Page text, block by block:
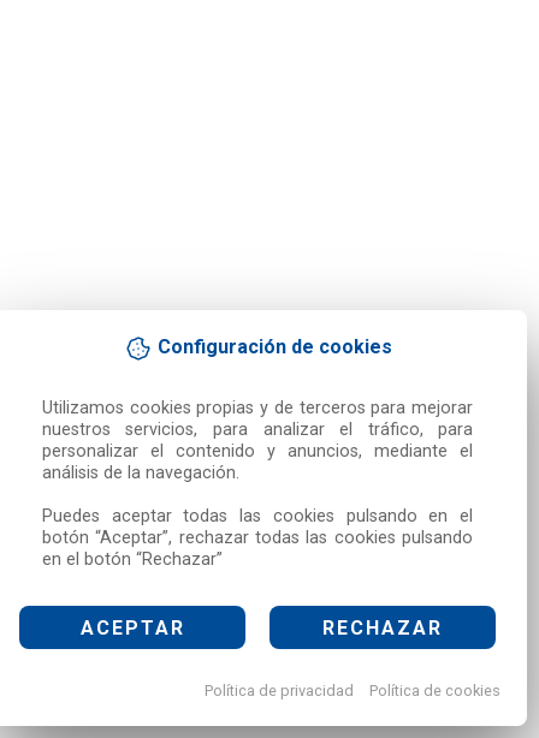
Configuración de cookies
Utilizamos cookies propias y de terceros para mejorar
nuestros servicios, para analizar el tráfico, para
personalizar el contenido y anuncios, mediante el
análisis de la navegación.
Puedes aceptar todas las cookies pulsando en el
botón “Aceptar”, rechazar todas las cookies pulsando
en el botón “Rechazar”
ACEPTAR RECHAZAR
Política de privacidad Política de cookies